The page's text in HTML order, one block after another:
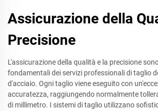
Assicurazione della
Precisione
L'assicurazione della qualità e la precisione
fondamentali dei servizi professionali di taglio
d'acciaio. Ogni taglio viene eseguito con
accuratezza, raggiungendo normalmente
di millimetro. I sistemi di taglio utilizzano